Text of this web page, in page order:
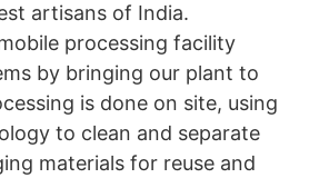
artisans of India.
mobile processing facility
by bringing our plant to
is done on site, using
to clean and separate
materials for reuse and